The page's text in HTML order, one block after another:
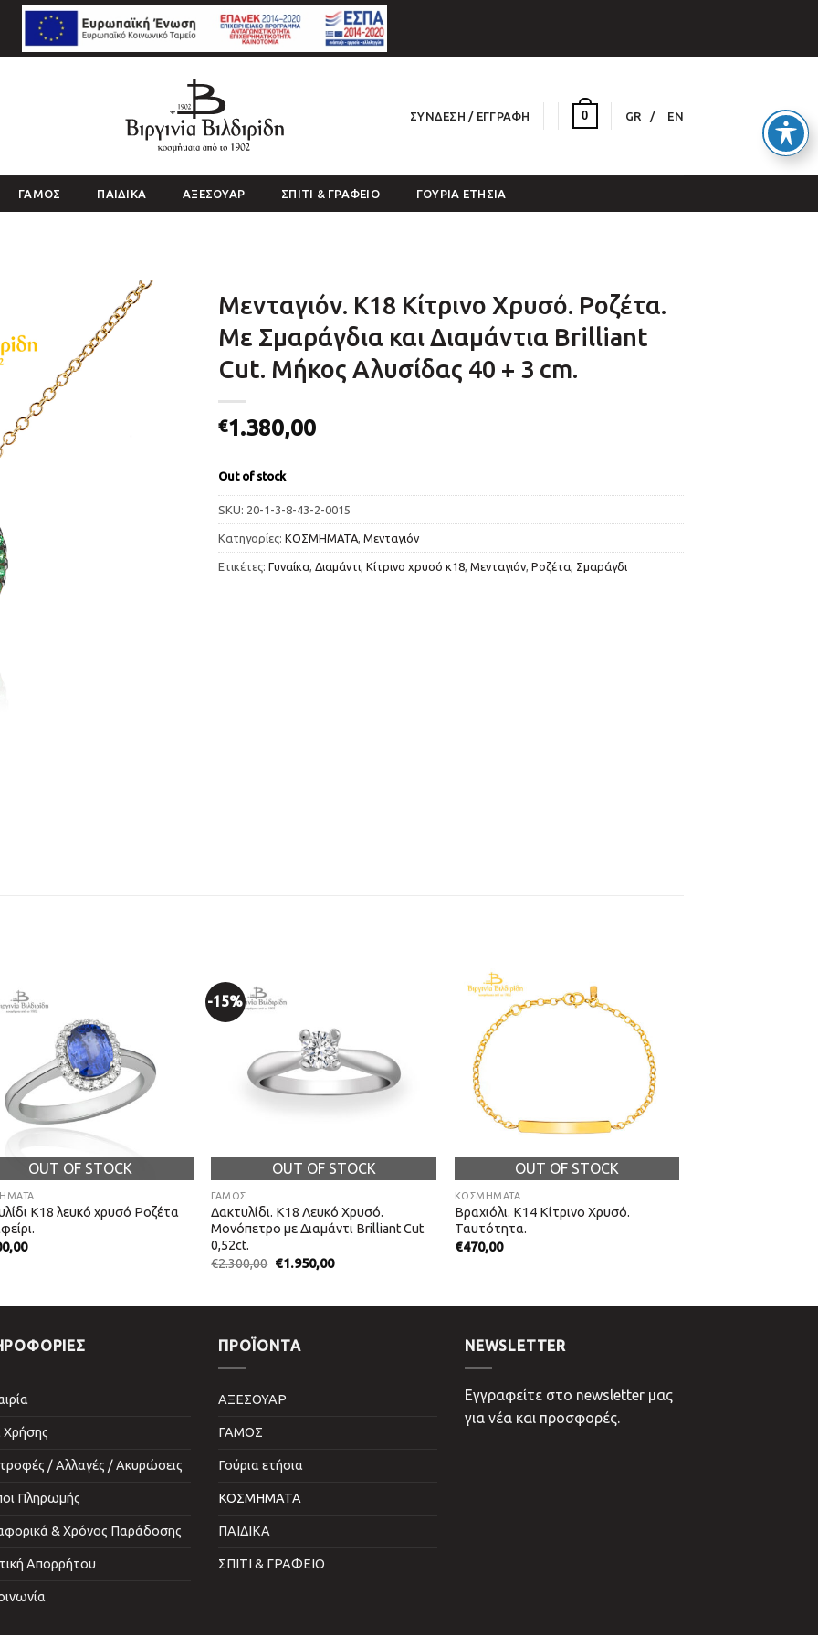
ΣΎΝΔΕΣΗ / ΕΓΓΡΑΦΉ 0 GR EN
ΓΑΜΟΣ ΠΑΙΔΙΚΑ ΑΞΕΣΟΥΑΡ ΣΠΙΤΙ & ΓΡΑΦΕΙΟ ΓΟΎΡΙΑ ΕΤΉΣΙΑ
Μενταγιόν. Κ18 Κίτρινο Χρυσό. Ροζέτα.
Με Σμαράγδια και Διαμάντια Brilliant
Cut. Μήκος Αλυσίδας 40 + 3 cm.
€1.380,00
Out of stock
SKU: 20-1-3-8-43-2-0015
Κατηγορίες: ΚΟΣΜΗΜΑΤΑ, Μενταγιόν
Ετικέτες: Γυναίκα, Διαμάντι, Κίτρινο χρυσό κ18, Μενταγιόν, Ροζέτα, Σμαράγδι
OUT OF STOCK
Κ18 λευκό χρυσό Ροζέτα
-15%
OUT OF STOCK
ΓΑΜΟΣ
Δακτυλίδι. Κ18 Λευκό Χρυσό.
Μονόπετρο με Διαμάντι Brilliant Cut
0,52ct.
€2.300,00 €1.950,00
OUT OF STOCK
ΚΟΣΜΗΜΑΤΑ
Βραχιόλι. Κ14 Κίτρινο Χρυσό.
Ταυτότητα.
€470,00
Χρήσης
/ Αλλαγές / Ακυρώσεις
Πληρωμής
& Χρόνος Παράδοσης
Απορρήτου
ΠΡΟΪΌΝΤΑ
ΑΞΕΣΟΥΑΡ
ΓΑΜΟΣ
Γούρια ετήσια
ΚΟΣΜΗΜΑΤΑ
ΠΑΙΔΙΚΑ
ΣΠΙΤΙ & ΓΡΑΦΕΙΟ
NEWSLETTER
Εγγραφείτε στο newsletter μας
για νέα και προσφορές.